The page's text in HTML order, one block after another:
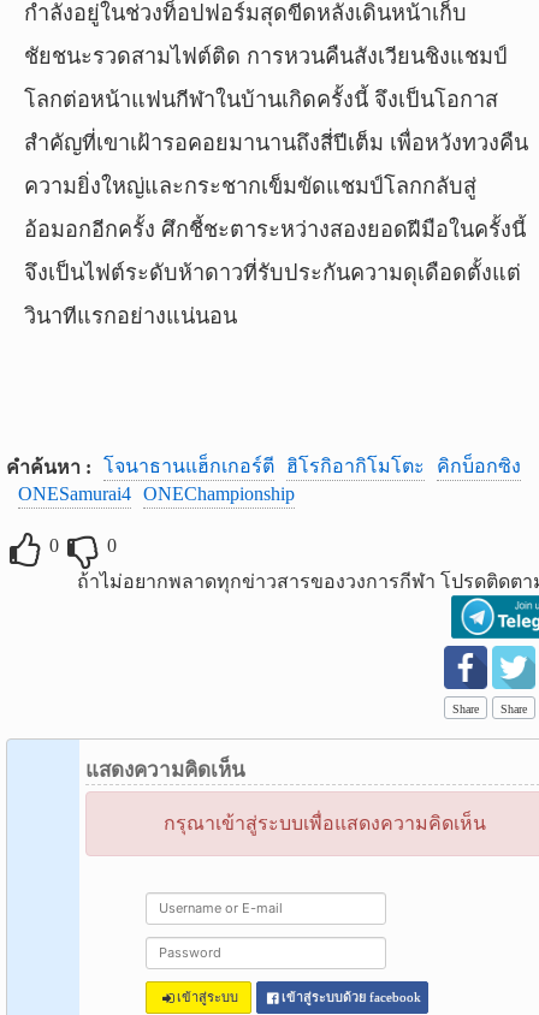
กำลังอยู่ในช่วงท็อปฟอร์มสุดขีดหลังเดินหน้าเก็บ
ชัยชนะรวดสามไฟต์ติด การหวนคืนสังเวียนชิงแชมป์
โลกต่อหน้าแฟนกีฬาในบ้านเกิดครั้งนี้ จึงเป็นโอกาส
สำคัญที่เขาเฝ้ารอคอยมานานถึงสี่ปีเต็ม เพื่อหวังทวงคืน
ความยิ่งใหญ่และกระชากเข็มขัดแชมป์โลกกลับสู่
อ้อมอกอีกครั้ง ศึกชี้ชะตาระหว่างสองยอดฝีมือในครั้งนี้
จึงเป็นไฟต์ระดับห้าดาวที่รับประกันความดุเดือดตั้งแต่
วินาทีแรกอย่างแน่นอน
คำค้นหา : โจนาธานแฮ็กเกอร์ตี ฮิโรกิอากิโมโตะ
คิกบ็อกซิง
ONESamurai4 ONEChampionship
0
0
ถ้าไม่อยากพลาดทุกข่าวสารของวงการกีฬา โปรดติดตา
Share Share
แสดงความคิดเห็น
กรุณาเข้าสู่ระบบเพื่อแสดงความคิดเห็น
เข้าสู่ระบบ เข้าสู่ระบบด้วย facebook